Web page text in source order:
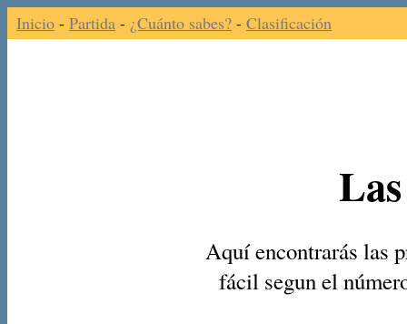
Inicio - Partida - ¿Cuánto sabes? - Clasificación
Aquí encontrarás las
fácil segun el